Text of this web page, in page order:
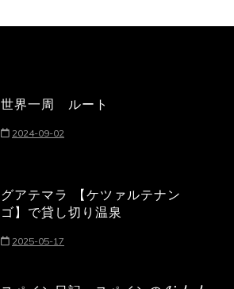
世界一周 ルート
2024-09-02
グアテマラ 【ケツァルテナン
ゴ】で貸し切り温泉
2025-05-17